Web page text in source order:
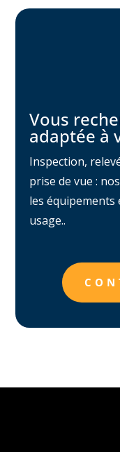
Vous
adaptée à
Inspection,
prise de vue :
les équipements
usage..